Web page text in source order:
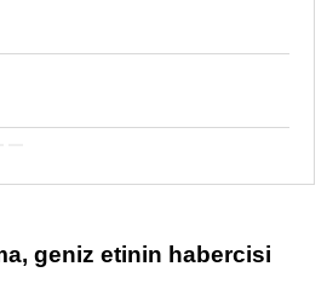
geniz etinin habercisi